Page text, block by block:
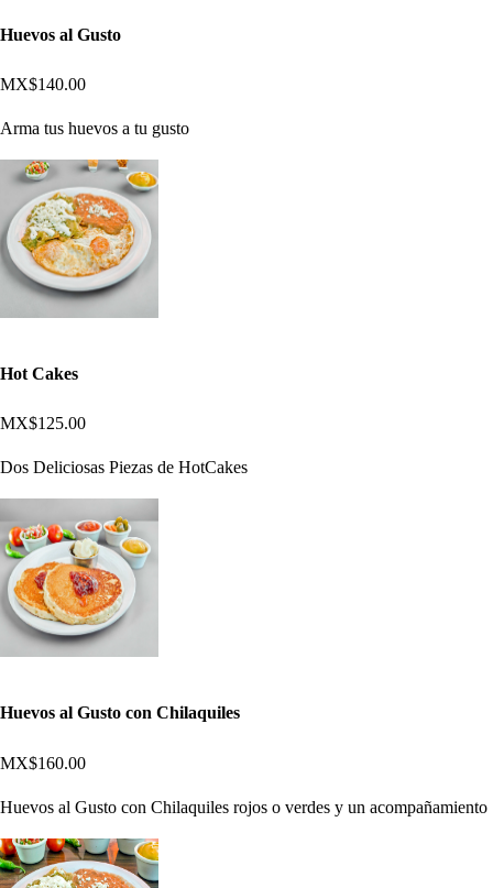
Huevos al Gusto
MX$140.00
Arma tus huevos a tu gusto
Hot Cakes
MX$125.00
Dos Deliciosas Piezas de HotCakes
Huevos al Gusto con Chilaquiles
MX$160.00
Huevos al Gusto con Chilaquiles rojos o verdes y un acompañamiento